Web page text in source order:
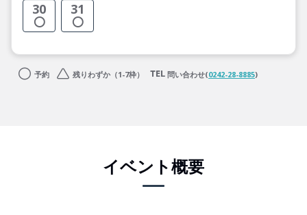
30 31
予約 残りわずか（1-7枠） 問い合わせ(0242-28-8885)
イベント概要